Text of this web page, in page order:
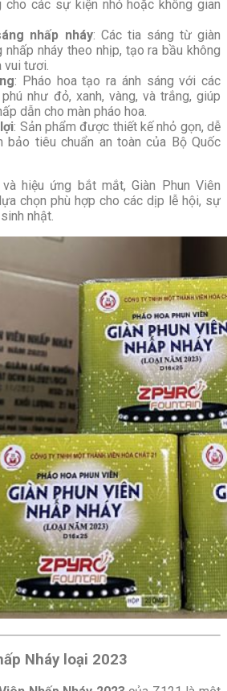
cho các sự kiện nhỏ hoặc không gian
nhấp nháy: Các tia sáng từ giàn
nhấp nháy theo nhịp, tạo ra bầu không
tươi.
: Pháo hoa tạo ra ánh sáng với các
như đỏ, xanh, vàng, và trắng, giúp
dẫn cho màn pháo hoa.
: Sản phẩm được thiết kế nhỏ gọn, dễ
bảo tiêu chuẩn an toàn của Bộ Quốc
hiệu ứng bắt mắt, Giàn Phun Viên
chọn phù hợp cho các dịp lễ hội, sự
nhật.
Nháy loại 2023